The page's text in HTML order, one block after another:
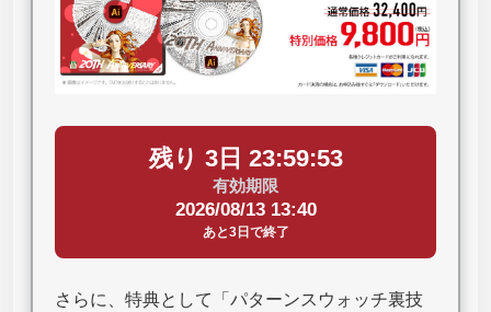
残り 3日 23:59:52
有効期限
2026/08/13 13:40
あと3日で終了
さらに、特典として「パターンスウォッチ裏技